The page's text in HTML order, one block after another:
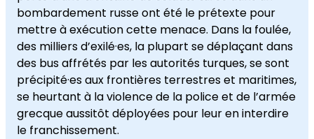
bombardement russe ont été le prétexte pour
mettre à exécution cette menace. Dans la foulée,
des milliers d’exilé·es, la plupart se déplaçant dans
des bus affrétés par les autorités turques, se sont
précipité·es aux frontières terrestres et maritimes,
se heurtant à la violence de la police et de l’armée
grecque aussitôt déployées pour leur en interdire
le franchissement.